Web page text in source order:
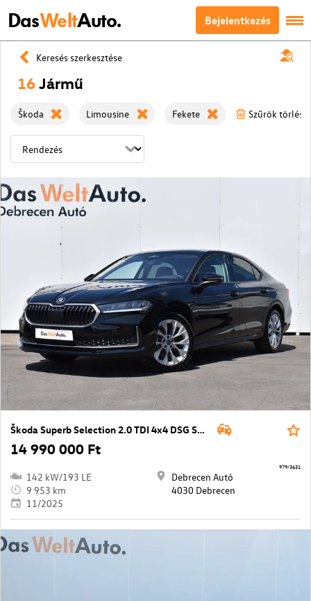
DasWeltAuto. Bejelentkezés
Keresés szerkesztése
16Jármű
Škoda Limousine Fekete Szűrök törlése
Škoda Superb Selection 2.0 TDI 4x4 DSG SCR
14 990 000 Ft
142 kW/193 LE
9 953 km
11/2025
Debrecen Autó
4030 Debrecen
979/3631